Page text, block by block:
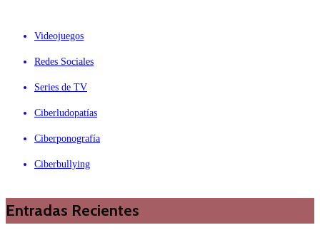
Videojuegos
Redes Sociales
Series de TV
Ciberludopatías
Ciberponografía
Ciberbullying
Entradas Recientes